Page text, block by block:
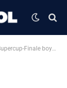
Finale boykottieren